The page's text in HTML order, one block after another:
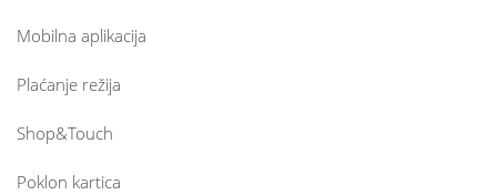
Mobilna aplikacija
Plaćanje režija
Shop&Touch
Poklon kartica